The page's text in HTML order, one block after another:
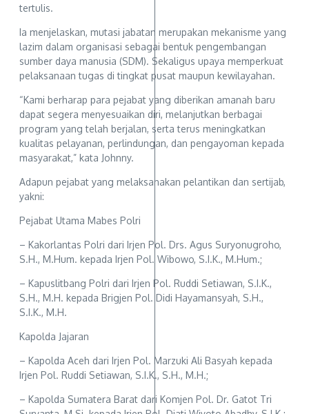
tertulis.
Ia menjelaskan, mutasi jabatan merupakan mekanisme yang
lazim dalam organisasi sebagai bentuk pengembangan
sumber daya manusia (SDM). Sekaligus upaya memperkuat
pelaksanaan tugas di tingkat pusat maupun kewilayahan.
“Kami berharap para pejabat yang diberikan amanah baru
dapat segera menyesuaikan diri, melanjutkan berbagai
program yang telah berjalan, serta terus meningkatkan
kualitas pelayanan, perlindungan, dan pengayoman kepada
masyarakat,” kata Johnny.
Adapun pejabat yang melaksanakan pelantikan dan sertijab,
yakni:
Pejabat Utama Mabes Polri
– Kakorlantas Polri dari Irjen Pol. Drs. Agus Suryonugroho,
S.H., M.Hum. kepada Irjen Pol. Wibowo, S.I.K., M.Hum.;
– Kapuslitbang Polri dari Irjen Pol. Ruddi Setiawan, S.I.K.,
S.H., M.H. kepada Brigjen Pol. Didi Hayamansyah, S.H.,
S.I.K., M.H.
Kapolda Jajaran
– Kapolda Aceh dari Irjen Pol. Marzuki Ali Basyah kepada
Irjen Pol. Ruddi Setiawan, S.I.K., S.H., M.H.;
– Kapolda Sumatera Barat dari Komjen Pol. Dr. Gatot Tri